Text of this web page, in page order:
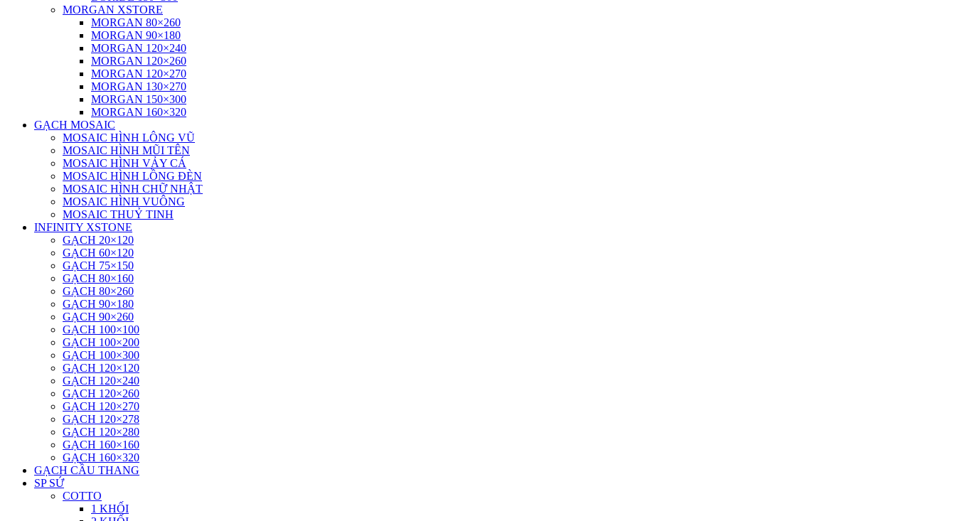
MORGAN XSTORE
MORGAN 80×260
MORGAN 90×180
MORGAN 120×240
MORGAN 120×260
MORGAN 120×270
MORGAN 130×270
MORGAN 150×300
MORGAN 160×320
GẠCH MOSAIC
MOSAIC HÌNH LÔNG VŨ
MOSAIC HÌNH MŨI TÊN
MOSAIC HÌNH VẢY CÁ
MOSAIC HÌNH LỒNG ĐÈN
MOSAIC HÌNH CHỮ NHẬT
MOSAIC HÌNH VUÔNG
MOSAIC THUỶ TINH
INFINITY XSTONE
GẠCH 20×120
GẠCH 60×120
GẠCH 75×150
GẠCH 80×160
GẠCH 80×260
GẠCH 90×180
GẠCH 90×260
GẠCH 100×100
GẠCH 100×200
GẠCH 100×300
GẠCH 120×120
GẠCH 120×240
GẠCH 120×260
GẠCH 120×270
GẠCH 120×278
GẠCH 120×280
GẠCH 160×160
GẠCH 160×320
GẠCH CẦU THANG
SP SỨ
COTTO
1 KHỐI